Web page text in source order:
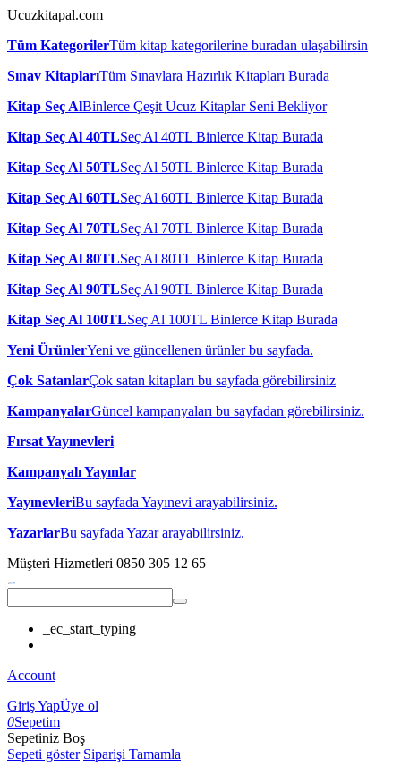
Ucuzkitapal.com
Tüm KategorilerTüm kitap kategorilerine buradan ulaşabilirsin
Sınav KitaplarıTüm Sınavlara Hazırlık Kitapları Burada
Kitap Seç AlBinlerce Çeşit Ucuz Kitaplar Seni Bekliyor
Kitap Seç Al 40TLSeç Al 40TL Binlerce Kitap Burada
Kitap Seç Al 50TLSeç Al 50TL Binlerce Kitap Burada
Kitap Seç Al 60TLSeç Al 60TL Binlerce Kitap Burada
Kitap Seç Al 70TLSeç Al 70TL Binlerce Kitap Burada
Kitap Seç Al 80TLSeç Al 80TL Binlerce Kitap Burada
Kitap Seç Al 90TLSeç Al 90TL Binlerce Kitap Burada
Kitap Seç Al 100TLSeç Al 100TL Binlerce Kitap Burada
Yeni ÜrünlerYeni ve güncellenen ürünler bu sayfada.
Çok SatanlarÇok satan kitapları bu sayfada görebilirsiniz
KampanyalarGüncel kampanyaları bu sayfadan görebilirsiniz.
Fırsat Yayınevleri
Kampanyalı Yayınlar
YayınevleriBu sayfada Yayınevi arayabilirsiniz.
YazarlarBu sayfada Yazar arayabilirsiniz.
Müşteri Hizmetleri 0850 305 12 65
_ec_start_typing
Account
Giriş YapÜye ol
0Sepetim
Sepetiniz Boş
Sepeti göster Siparişi Tamamla